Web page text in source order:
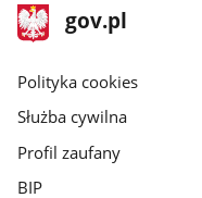
stopka
gov.pl
Strona
gov.pl
gov.pl
Polityka cookies
Służba cywilna
Profil zaufany
BIP